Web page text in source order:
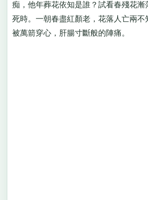
痴，他年葬花依知是誰？試看春殘花漸
死時。一朝春盡紅顏老，花落人亡兩不
被萬箭穿心，肝腸寸斷般的陣痛。